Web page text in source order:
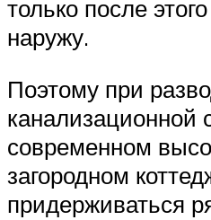
только после
наружу.
Поэтому при
канализационной
современном
загородном
придерживаться